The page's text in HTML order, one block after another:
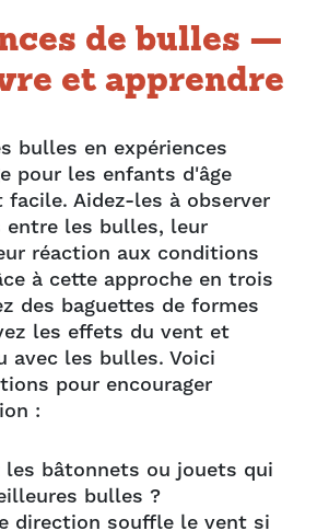
de bulles —
et apprendre
bulles en expériences
pour les enfants d'âge
facile. Aidez-les à observer
entre les bulles, leur
réaction aux conditions
à cette approche en trois
des baguettes de formes
les effets du vent et
avec les bulles. Voici
pour encourager
:
les bâtonnets ou jouets qui
bulles ?
direction souffle le vent si